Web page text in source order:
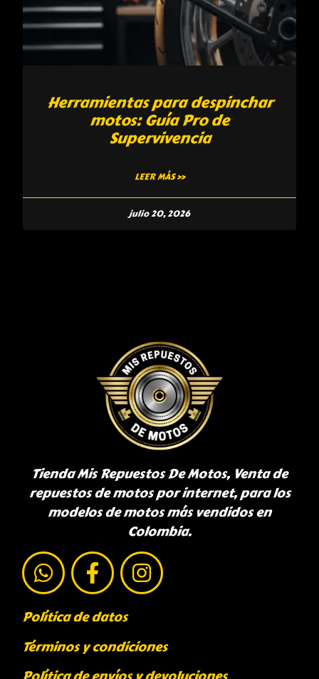
Herramientas para despinchar
motos: Guía Pro de
Supervivencia
LEER MÁS »
julio 20, 2026
Tienda Mis Repuestos De Motos, Venta de
repuestos de motos por internet, para los
modelos de motos más vendidos en
Colombia.
Política de datos
Términos y condiciones